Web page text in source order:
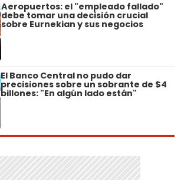
Aeropuertos: el "empleado fallado"
debe tomar una decisión crucial
sobre Eurnekian y sus negocios
El Banco Central no pudo dar
precisiones sobre un sobrante de $4
billones: "En algún lado están"